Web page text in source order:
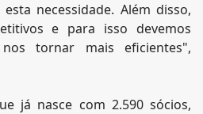
necessidade. Além disso,
e para isso devemos
tornar mais eficientes",
já nasce com 2.590 sócios,